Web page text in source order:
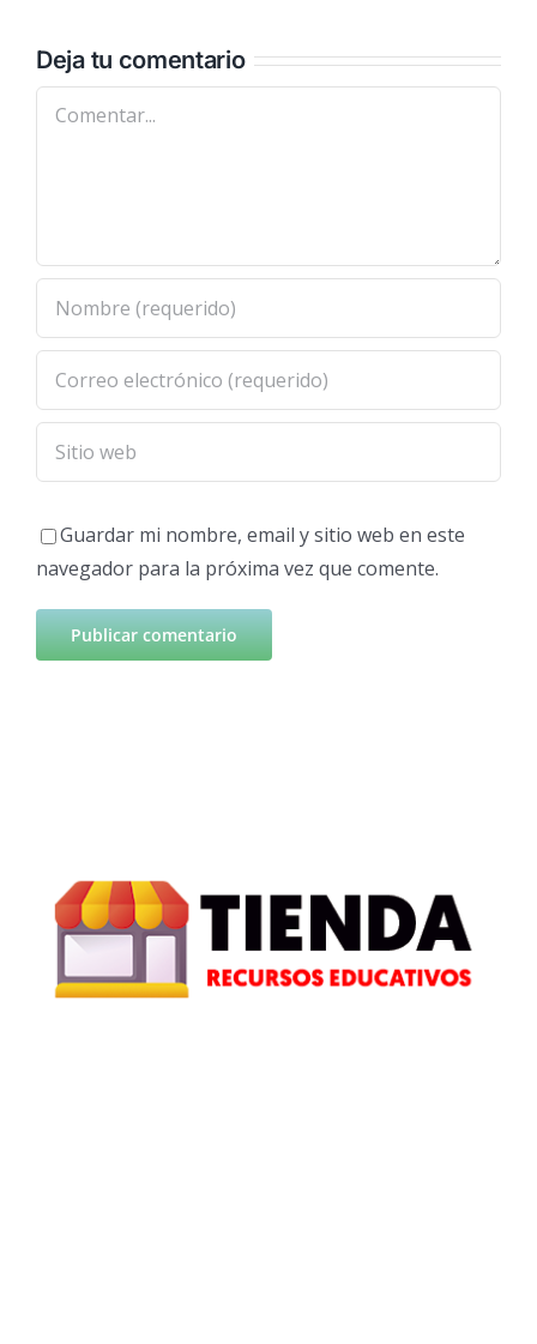
Deja tu comentario
Comentar
Guardar mi nombre, email y sitio web en este
navegador para la próxima vez que comente.